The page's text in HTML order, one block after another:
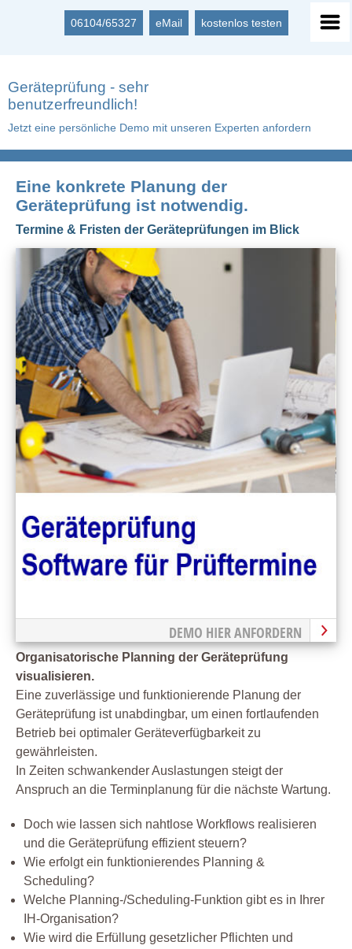
06104/65327 eMail kostenlos testen
Geräteprüfung - sehr
benutzerfreundlich!
Jetzt eine persönliche Demo mit unseren Experten anfordern
Eine konkrete Planung der
Geräteprüfung ist notwendig.
Termine & Fristen der Geräteprüfungen im Blick
DEMO HIER ANFORDERN
Organisatorische Planning der Geräteprüfung
visualisieren.
Eine zuverlässige und funktionierende Planung der
Geräteprüfung ist unabdingbar, um einen fortlaufenden
Betrieb bei optimaler Geräteverfügbarkeit zu
gewährleisten.
In Zeiten schwankender Auslastungen steigt der
Anspruch an die Terminplanung für die nächste Wartung.
Doch wie lassen sich nahtlose Workflows realisieren
und die Geräteprüfung effizient steuern?
Wie erfolgt ein funktionierendes Planning &
Scheduling?
Welche Planning-/Scheduling-Funktion gibt es in Ihrer
IH-Organisation?
Wie wird die Erfüllung gesetzlicher Pflichten und